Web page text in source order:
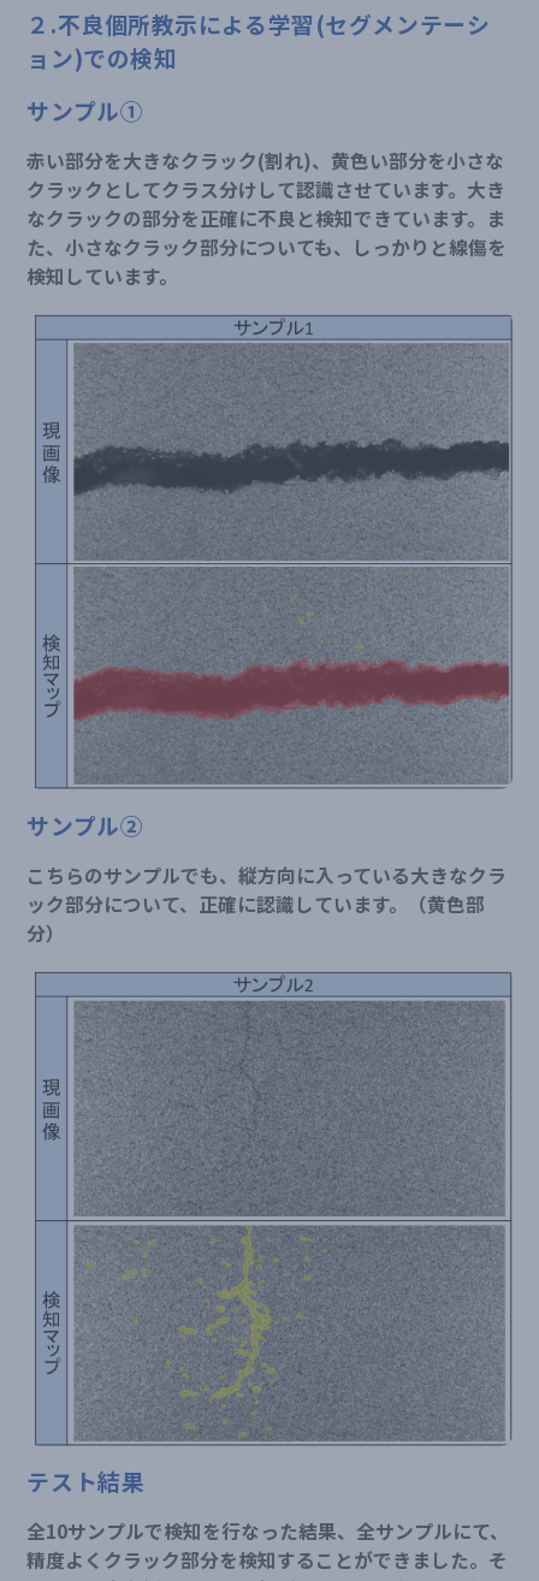
２.不良個所教示による学習(セグメンテーシ
ョン)での検知
サンプル①
赤い部分を大きなクラック(割れ)、黄色い部分を小さな
クラックとしてクラス分けして認識させています。大き
なクラックの部分を正確に不良と検知できています。ま
た、小さなクラック部分についても、しっかりと線傷を
検知しています。
サンプル②
こちらのサンプルでも、縦方向に入っている大きなクラ
ック部分について、正確に認識しています。（黄色部
分）
テスト結果
全10サンプルで検知を行なった結果、全サンプルにて、
精度よくクラック部分を検知することができました。そ